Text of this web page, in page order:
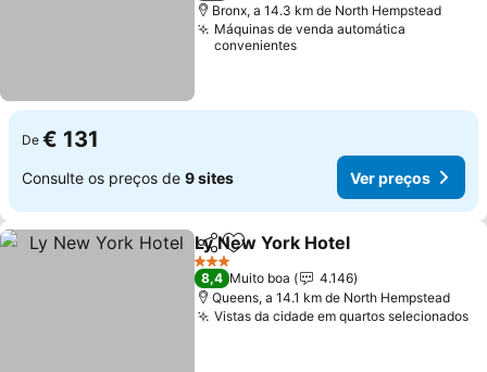
Bronx, a 14.3 km de North Hempstead
Máquinas de venda automática
convenientes
De € 131
Consulte os preços de 9 sites Ver preços
PartilharAdicionar aos favoritos
Ly New York Hotel
3 Estrelas
8,4 Muito boa
4.146
Queens, a 14.1 km de North Hempstead
Vistas da cidade em quartos selecionados